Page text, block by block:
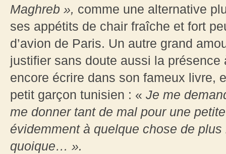
Maghreb », comme une alternative
ses appétits de chair fraîche et fort
d’avion de Paris. Un autre grand
justifier sans doute aussi la présence
encore écrire dans son fameux livre,
petit garçon tunisien : « Je me
me donner tant de mal pour une
évidemment à quelque chose de
quoique… ».